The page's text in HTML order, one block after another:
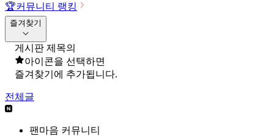
🏆커뮤니티 랭킹
즐겨찾기
게시판 제목의
아이콘을 선택하면
즐겨찾기에 추가됩니다.
전체글
팬마음 커뮤니티